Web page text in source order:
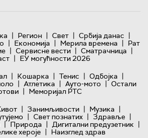
| Регион | Свет | Србија данас |
| Економија | Мерила времена | Рат
| Сервисне вести | Сматрачница |
| ЕУ могућности 2026
| Кошарка | Тенис | Одбојка |
| Атлетика | Ауто-мото | Остали
| Меморијал РТС
| Занимљивости | Музика |
| Свет познатих | Здравље |
| Природа | Дигитални предузетник |
хероје | Наизглед здрав